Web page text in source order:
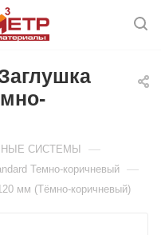
СИСТЕМЫ —
Темно-коричневый —
мм (Тёмно-коричневый)